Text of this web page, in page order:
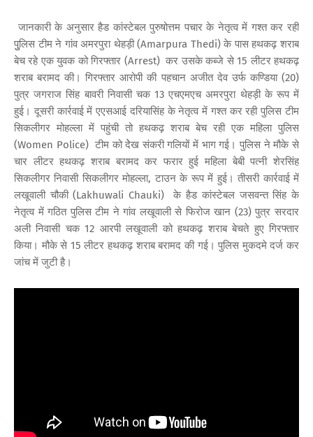
जानकारी के अनुसार हैड कांस्टेबल पुरुषोत्तम पचार के नेतृत्व में गश्त कर रही
पुुलिस टीम ने गांव अमरपुरा थेहड़ी (Amarpura Thedi) के पास हथकढ़ शराब
बेच रहे एक युवक को गिरफ्तार (Arrest) कर उसके कब्जे से 15 लीटर हथकढ़
शराब बरामद की। गिरफ्तार आरोपी की पहचान अजीत देव उर्फ कण्डिया (20)
पुत्र जगराज सिंह बावरी निवासी चक 13 एचएमएच अमरपुरा थेहड़ी के रूप में
हुई। दूसरी कार्रवाई में एएसआई दरियासिंह के नेतृत्व में गश्त कर रही पुलिस टीम
सिकलीगर मोहल्ला में पहुंची तो हथकढ़ शराब बेच रही एक महिला पुलिस
(Women Police) टीम को देेख संकरी गलियों में भाग गई। पुलिस ने मौके से
चार लीटर हथकढ़ शराब बरामद कर फरार हुई महिला बेबी पत्नी शेरसिंह
सिकलीगर निवासी सिकलीगर मोहल्ला, टाउन के रूप में हुई। तीसरी कार्रवाई में
लखूवाली चौकी (Lakhuwali Chauki) के हैड कांस्टेबल जसवन्त सिंह के
नेतृत्व में गठित पुलिस टीम ने गांव लखूवाली से फिरोज खान (23) पुत्र सरदार
अली निवासी चक 12 आरपी लखूवाली को हथकढ़ शराब बेचते हुए गिरफ्तार
किया। मौके से 15 लीटर हथकढ़ शराब बरामद की गई। पुलिस मुकदमे दर्ज कर
जांच में जुटी है।